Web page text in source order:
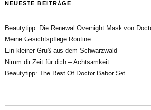
NEUESTE BEITRÄGE
Beautytipp: Die Renewal Overnight Mask von
Meine Gesichtspflege Routine
Ein kleiner Gruß aus dem Schwarzwald
Nimm dir Zeit für dich – Achtsamkeit
Beautytipp: The Best Of Doctor Babor Set